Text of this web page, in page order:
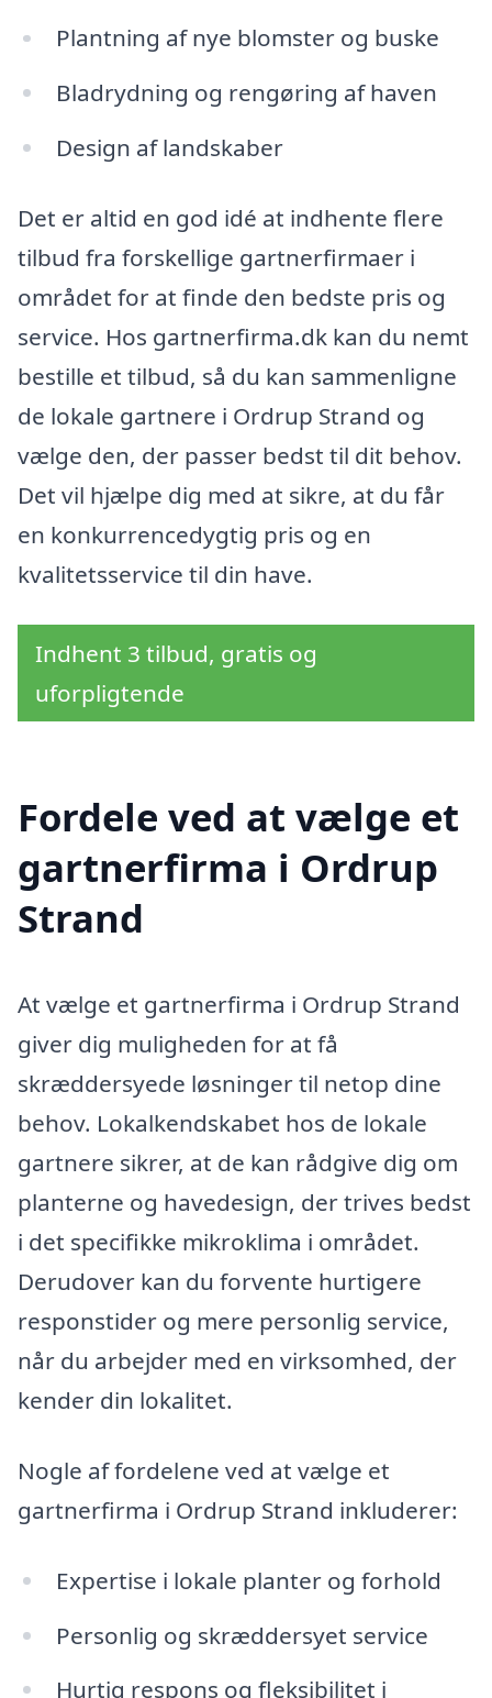
Plantning af nye blomster og buske
Bladrydning og rengøring af haven
Design af landskaber
Det er altid en god idé at indhente flere
tilbud fra forskellige gartnerfirmaer i
området for at finde den bedste pris og
service. Hos gartnerfirma.dk kan du nemt
bestille et tilbud, så du kan sammenligne
de lokale gartnere i Ordrup Strand og
vælge den, der passer bedst til dit behov.
Det vil hjælpe dig med at sikre, at du får
en konkurrencedygtig pris og en
kvalitetsservice til din have.
Indhent 3 tilbud, gratis og
uforpligtende
Fordele ved at vælge et
gartnerfirma i Ordrup
Strand
At vælge et gartnerfirma i Ordrup Strand
giver dig muligheden for at få
skræddersyede løsninger til netop dine
behov. Lokalkendskabet hos de lokale
gartnere sikrer, at de kan rådgive dig om
planterne og havedesign, der trives bedst
i det specifikke mikroklima i området.
Derudover kan du forvente hurtigere
responstider og mere personlig service,
når du arbejder med en virksomhed, der
kender din lokalitet.
Nogle af fordelene ved at vælge et
gartnerfirma i Ordrup Strand inkluderer:
Expertise i lokale planter og forhold
Personlig og skræddersyet service
Hurtig respons og fleksibilitet i